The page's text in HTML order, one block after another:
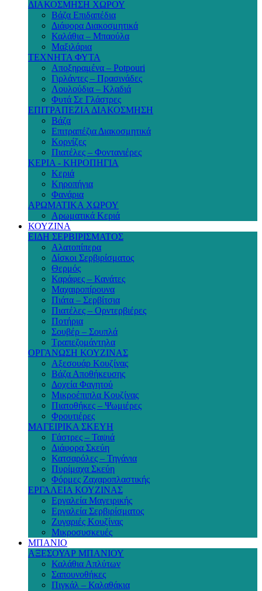
ΔΙΑΚΟΣΜΗΣΗ ΧΩΡΟΥ
Βάζα Επιδαπέδια
Διάφορα Διακοσμητικά
Καλάθια – Μπαούλα
Μαξιλάρια
ΤΕΧΝΗΤΑ ΦΥΤΑ
Αποξηραμένα – Potpouri
Γιρλάντες – Πρασινάδες
Λουλούδια – Κλαδιά
Φυτά Σε Γλάστρες
ΕΠΙΤΡΑΠΕΖΙΑ ΔΙΑΚΟΣΜΗΣΗ
Βάζα
Επιτραπέζια Διακοσμητικά
Κορνίζες
Πιατέλες – Φοντανιέρες
ΚΕΡΙΑ - ΚΗΡΟΠΗΓΙΑ
Κεριά
Κηροπήγια
Φανάρια
ΑΡΩΜΑΤΙΚΑ ΧΩΡΟΥ
Αρωματικά Κεριά
ΚΟΥΖΙΝΑ
ΕΙΔΗ ΣΕΡΒΙΡΙΣΜΑΤΟΣ
Αλατοπίπερα
Δίσκοι Σερβιρίσματος
Θερμός
Καράφες – Κανάτες
Μαχαιροπίρουνα
Πιάτα – Σερβίτσια
Πιατέλες – Ορντερβιέρες
Ποτήρια
Σουβέρ – Σουπλά
Τραπεζομάντηλα
ΟΡΓΑΝΩΣΗ ΚΟΥΖΙΝΑΣ
Αξεσουάρ Κουζίνας
Βάζα Αποθήκευσης
Δοχεία Φαγητού
Μικροέπιπλα Κουζίνας
Πιατοθήκες – Ψωμιέρες
Φρουτιέρες
ΜΑΓΕΙΡΙΚΑ ΣΚΕΥΗ
Γάστρες – Ταψιά
Διάφορα Σκεύη
Κατσαρόλες – Τηγάνια
Πυρίμαχα Σκεύη
Φόρμες Ζαχαροπλαστικής
ΕΡΓΑΛΕΙΑ ΚΟΥΖΙΝΑΣ
Εργαλεία Μαγειρικής
Εργαλεία Σερβιρίσματος
Ζυγαριές Κουζίνας
Μικροσυσκευές
ΜΠΑΝΙΟ
ΑΞΕΣΟΥΑΡ ΜΠΑΝΙΟΥ
Καλάθια Απλύτων
Σαπουνοθήκες
Πιγκάλ – Καλαθάκια